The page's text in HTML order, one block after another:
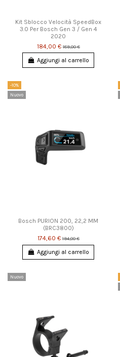
Kit Sblocco Velocità SpeedBox
3.0 Per Bosch Gen 3 / Gen 4
2020
184,00 € 189,00 €
Aggiungi al carrello
-10%
Nuovo
Bosch PURION 200, 22,2 MM
(BRC3800)
174,60 € 194,00 €
Aggiungi al carrello
Nuovo